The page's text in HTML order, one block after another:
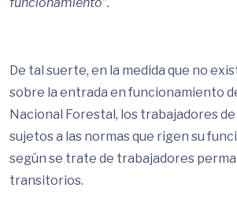
De tal suerte, en la medida que no
sobre la entrada en funcionamiento
Nacional Forestal, los trabajadores
sujetos a las normas que rigen su
según se trate de trabajadores
transitorios.